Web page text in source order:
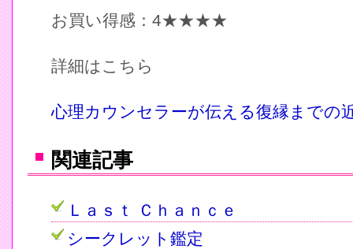
お買い得感：4★★★★
詳細はこちら
心理カウンセラーが伝える復縁までの
関連記事
Ｌａｓｔ Ｃｈａｎｃｅ
シークレット鑑定